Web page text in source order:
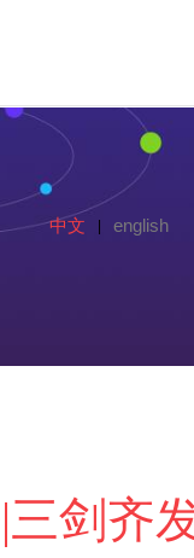
中文 english
三剑齐